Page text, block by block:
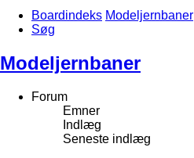
Boardindeks Modeljernbaner
Søg
Modeljernbaner
Forum
Emner
Indlæg
Seneste indlæg